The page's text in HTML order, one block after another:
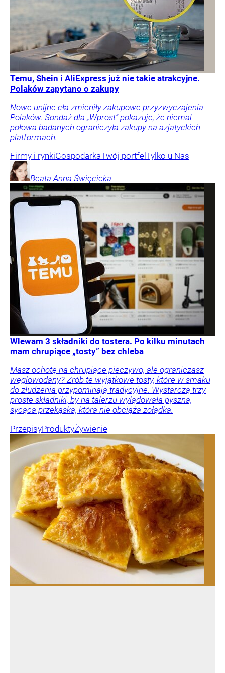
Temu, Shein i AliExpress już nie takie atrakcyjne.
Polaków zapytano o zakupy
Nowe unijne cła zmieniły zakupowe przyzwyczajenia
Polaków. Sondaż dla „Wprost” pokazuje, że niemal
połowa badanych ograniczyła zakupy na azjatyckich
platformach.
Firmy i rynkiGospodarkaTwój portfelTylko u Nas
Beata Anna Święcicka
Wlewam 3 składniki do tostera. Po kilku minutach
mam chrupiące „tosty” bez chleba
Masz ochotę na chrupiące pieczywo, ale ograniczasz
węglowodany? Zrób te wyjątkowe tosty, które w smaku
do złudzenia przypominają tradycyjne. Wystarczą trzy
proste składniki, by na talerzu wylądowała pyszna,
sycąca przekąska, która nie obciąża żołądka.
PrzepisyProduktyŻywienie